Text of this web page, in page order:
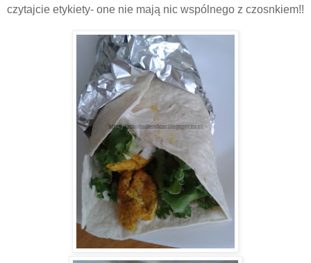
czytajcie etykiety- one nie mają nic wspólnego z czosnkiem!!